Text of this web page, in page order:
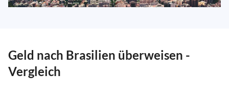
Geld nach Brasilien überweisen -
Vergleich